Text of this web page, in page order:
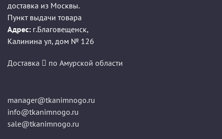
доставка из Москвы.
Пункт выдачи товара
Адрес: г.Благовещенск,
Калинина ул, дом № 126
Доставка по Амурской области
manager@tkanimnogo.ru
info@tkanimnogo.ru
sale@tkanimnogo.ru